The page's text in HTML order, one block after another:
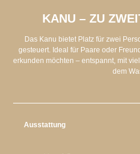
KANU – ZU
Das Kanu bietet Platz für zwei
gesteuert. Ideal für Paare oder
erkunden möchten – entspannt, mit
dem
Ausstattung